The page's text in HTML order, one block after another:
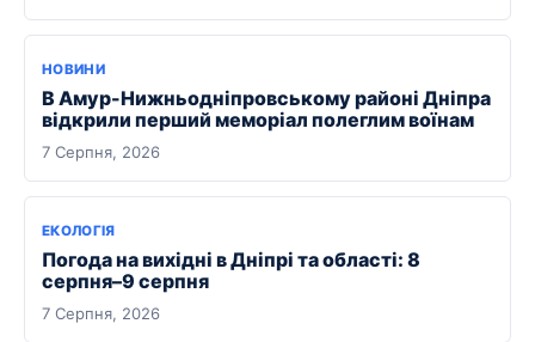
НОВИНИ
В Амур-Нижньодніпровському районі Дніпра
відкрили перший меморіал полеглим воїнам
7 Серпня, 2026
ЕКОЛОГІЯ
Погода на вихідні в Дніпрі та області: 8
серпня–9 серпня
7 Серпня, 2026